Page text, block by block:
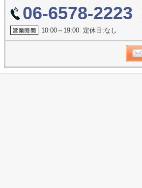
06-6578-2223
10:00～19:00 定休日:なし